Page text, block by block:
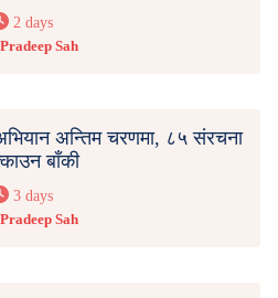
2 days
Pradeep Sah
अन्तिम चरणमा, ८५ संरचना
बाँकी
3 days
Pradeep Sah